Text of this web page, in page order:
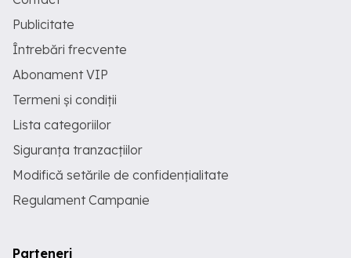
Publicitate
Întrebări frecvente
Abonament VIP
Termeni și condiții
Lista categoriilor
Siguranța tranzacțiilor
Modifică setările de confidențialitate
Regulament Campanie
Parteneri